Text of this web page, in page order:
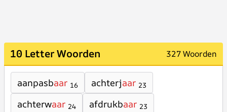
10 Letter Woorden 327 Woorden
aanpasbaar 16 achterjaar 23
achterwaar 24 afdrukbaar 23